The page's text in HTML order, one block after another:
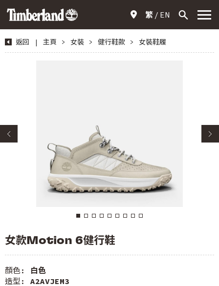
繁 EN
返回 | 主頁 > 女裝 > 健行鞋款 > 女裝鞋履
女款Motion 6健行鞋
顏色: 白色
造型: A2AVJEM3